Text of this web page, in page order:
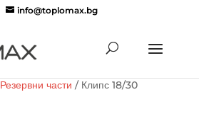
info@toplomax.bg
Резервни части / Клипс 18/30